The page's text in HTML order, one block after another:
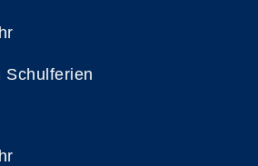
Schulferien